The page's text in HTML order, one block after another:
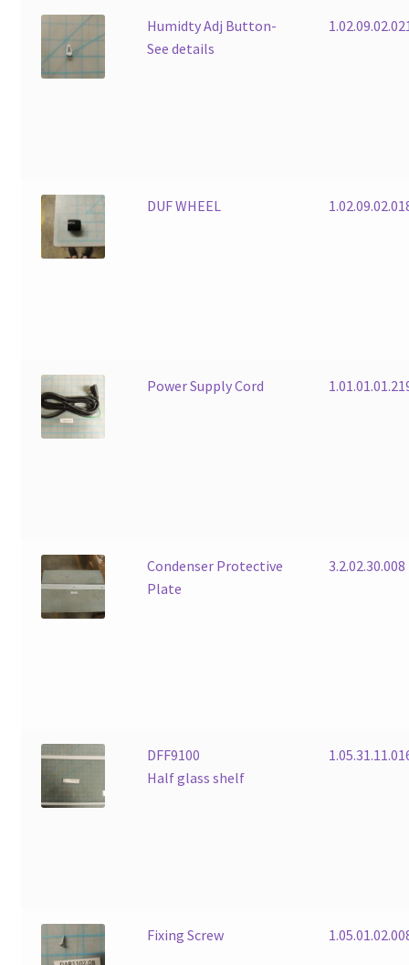
Humidty Adj Button-
See details
DUF WHEEL
Power Supply Cord
Condenser Protective
Plate
3.2.02.30.008
DFF9100
Half glass shelf
Fixing Screw